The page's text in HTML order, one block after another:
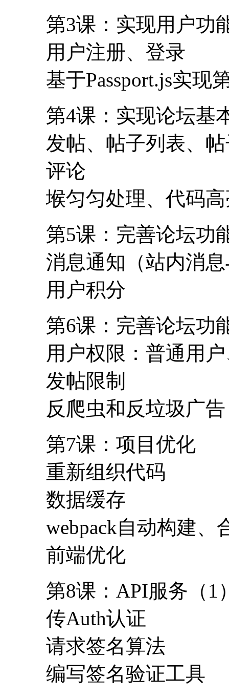
第3课：实现用户功
用户注册、登录
基于Passport.js实现
第4课：实现论坛基
发帖、帖子列表、
评论
堠匀匀处理、代码
第5课：完善论坛功
消息通知（站内消
用户积分
第6课：完善论坛功
用户权限：普通用
发帖限制
反爬虫和反垃圾广告
第7课：项目优化
重新组织代码
数据缓存
webpack自动构建、
前端优化
第8课：API服务（1
传Auth认证
请求签名算法
编写签名验证工具